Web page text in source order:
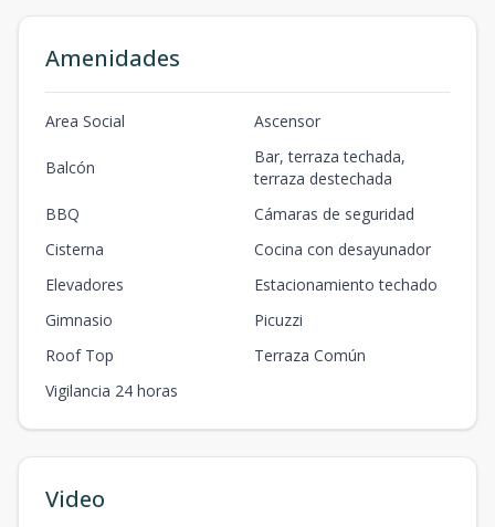
Amenidades
Area Social Ascensor
Balcón
Bar, terraza techada,
terraza destechada
BBQ
Cámaras de seguridad
Cisterna
Cocina con desayunador
Elevadores
Estacionamiento techado
Gimnasio
Picuzzi
Roof Top
Terraza Común
Vigilancia 24 horas
Video